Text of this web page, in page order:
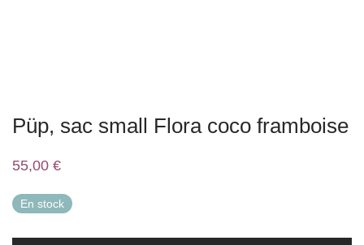
Püp, sac small Flora coco framboise
55,00 €
En stock